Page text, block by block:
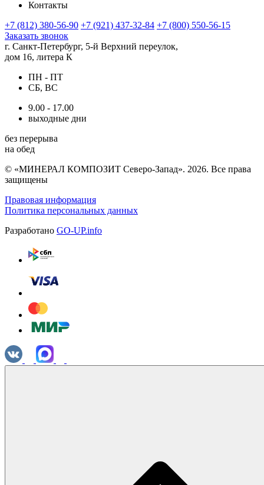
Контакты
+7 (812) 380-56-90 +7 (921) 437-32-84 +7 (800) 550-56-15
Заказать звонок
г. Санкт-Петербург, 5-й Верхний переулок,
дом 16, литера К
ПН - ПТ
СБ, ВС
9.00 - 17.00
выходные дни
без перерыва
на обед
© «МИНЕРАЛ КОМПОЗИТ Северо-Запад». 2026. Все права
защищены
Правовая информация
Политика персональных данных
Разработано GO-UP.info